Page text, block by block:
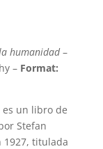
humanidad–
– Format:
un libro de
Stefan
1927, titulada